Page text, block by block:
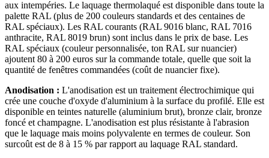
aux intempéries. Le laquage thermolaqué est disponible dans toute la
palette RAL (plus de 200 couleurs standards et des centaines de
RAL spéciaux). Les RAL courants (RAL 9016 blanc, RAL 7016
anthracite, RAL 8019 brun) sont inclus dans le prix de base. Les
RAL spéciaux (couleur personnalisée, ton RAL sur nuancier)
ajoutent 80 à 200 euros sur la commande totale, quelle que soit la
quantité de fenêtres commandées (coût de nuancier fixe).
Anodisation : L'anodisation est un traitement électrochimique qui
crée une couche d'oxyde d'aluminium à la surface du profilé. Elle est
disponible en teintes naturelle (aluminium brut), bronze clair, bronze
foncé et champagne. L'anodisation est plus résistante à l'abrasion
que le laquage mais moins polyvalente en termes de couleur. Son
surcoût est de 8 à 15 % par rapport au laquage RAL standard.